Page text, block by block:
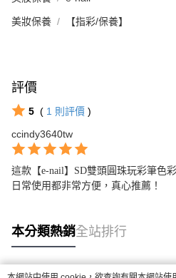
美妝保養 【指彩/保養】
評價
5 ( 1 則評價 )
ccindy3640tw
這款【e-nail】SD雙頭圓珠玩彩筆色
日常使用都非常方便，真心推薦！
本分類熱銷全站排行